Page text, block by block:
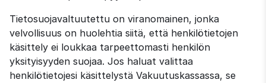
Tietosuojavaltuutettu on viranomainen, jonka
velvollisuus on huolehtia siitä, että henkilötietojen
käsittely ei loukkaa tarpeettomasti henkilön
yksityisyyden suojaa. Jos haluat valittaa
henkilötietojesi käsittelystä Vakuutuskassassa, se